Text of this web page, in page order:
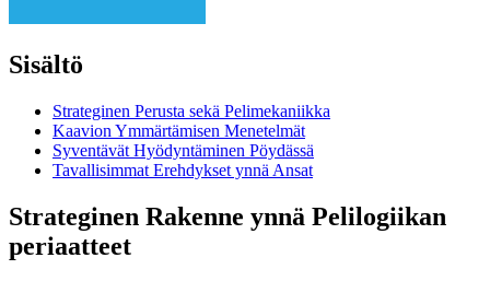
Sisältö
Strateginen Perusta sekä Pelimekaniikka
Kaavion Ymmärtämisen Menetelmät
Syventävät Hyödyntäminen Pöydässä
Tavallisimmat Erehdykset ynnä Ansat
Strateginen Rakenne ynnä Pelilogiikan
periaatteet